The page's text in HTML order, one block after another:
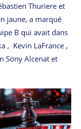
Thuriere et
jaune, a marqué
B qui avait dans
, Kevin LaFrance ,
Sony Alcenat et